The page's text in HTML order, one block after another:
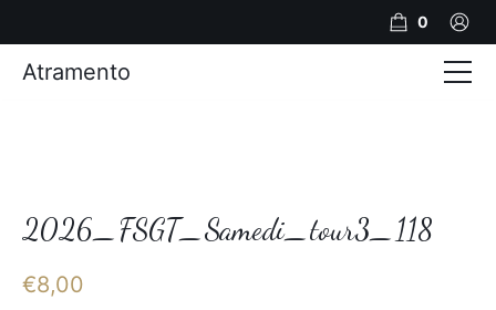
2026_FSGT_Samedi_tour3_118
€8,00
0
Atramento
Photos